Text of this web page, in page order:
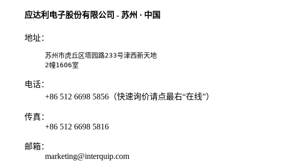
应达利电子股份有限公司 - 苏州 · 中国
地址：
苏州市虎丘区塔园路233号津西新天地
2幢1606室
电话：
+86 512 6698 5856（快速询价请点最右“在线”）
传真：
+86 512 6698 5816
邮箱：
marketing@interquip.com